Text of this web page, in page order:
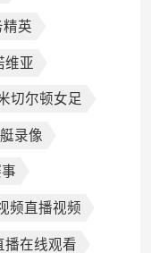
精英
维亚
切尔顿女足
录像
频直播视频
播在线观看